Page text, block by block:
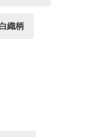
白織柄